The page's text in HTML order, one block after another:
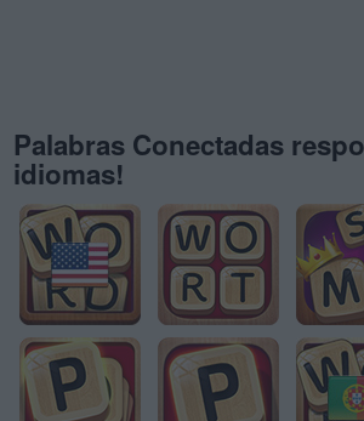
Palabras Conectadas
idiomas!